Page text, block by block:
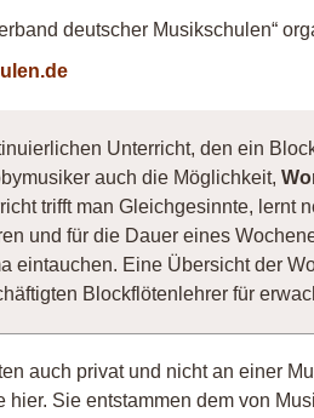
deutscher Musikschulen“
Unterricht, den ein
auch die Möglichkeit,
trifft man Gleichgesinnte, lernt
und für die Dauer eines
eintauchen. Eine Übersicht der
Blockflötenlehrer für
auch privat und nicht an einer
hier. Sie entstammen dem von